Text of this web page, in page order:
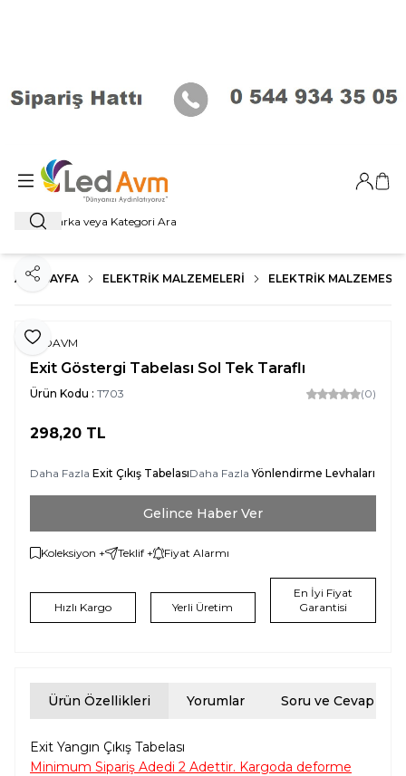
Ara
Giriş
ANA SAYFA ELEKTRIK MALZEMELERI ELEKTRIK MALZEMESI
Favoriye Ekle
Paylaş
LEDAVM
Exit Göstergi Tabelası Sol Tek Taraflı
Ürün Kodu : T703 (0)
298,20 TL
Daha Fazla Exit Çıkış TabelasıDaha FazlaYönlendirme Levhaları
Gelince Haber Ver
Koleksiyon + Teklif + Fiyat Alarmı
Hızlı Kargo Yerli Üretim
En İyi Fiyat
Garantisi
Ürün Özellikleri Yorumlar Soru ve Cevap
Exit Yangın Çıkış Tabelası
Minimum Sipariş Adedi 2 Adettir. Kargoda deforme